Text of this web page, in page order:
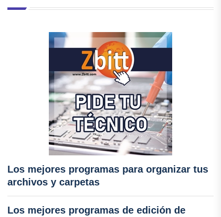
Los mejores programas para organizar tus
archivos y carpetas
Los mejores programas de edición de